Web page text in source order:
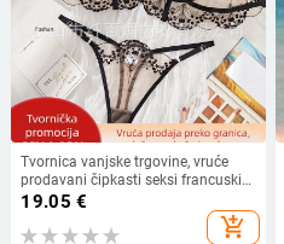
Tvornica vanjske trgovine, vruće
prodavani čipkasti seksi francuski
set donjeg rublja, uniforma, seksi
crno iskušenje, ultra tanka mreža
od čiste požude
19.05 €
add_shopping_cart